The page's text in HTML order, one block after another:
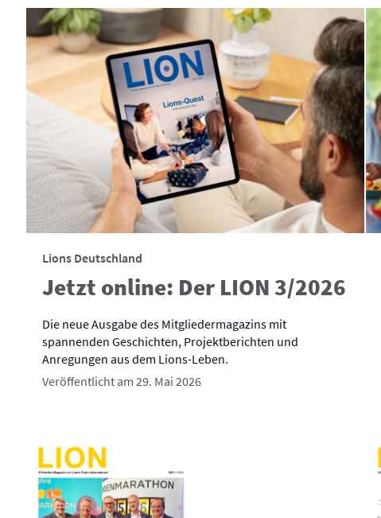
Lions Deutschland
Jetzt online: Der LION 3/2026
Die neue Ausgabe des Mitgliedermagazins mit
spannenden Geschichten, Projektberichten und
Anregungen aus dem Lions-Leben.
Veröffentlicht am 29. Mai 2026